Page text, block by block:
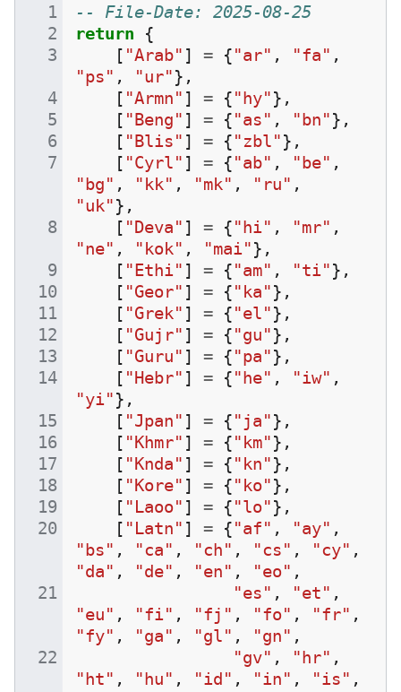
-- File-Date: 2025-08-25
return
{
[ "Arab" ] = {"ar" , "fa" ,
"ps" , "ur"},
[ "Armn" ] = {"hy"},
[ "Beng" ] = {"as" , "bn"},
[ "Blis" ] = {"zbl"},
[ "Cyrl" ] = {"ab" , "be" ,
"bg" , "kk" , "mk" , "ru" ,
"uk"},
[ "Deva" ] = {"hi" , "mr" ,
"ne" , "kok" , "mai"},
[ "Ethi" ] = {"am" , "ti"},
[ "Geor" ] = {"ka"},
[ "Grek" ] = {"el"},
[ "Gujr" ] = {"gu"},
[ "Guru" ] = {"pa"},
[ "Hebr" ] = {"he" , "iw" ,
"yi"},
[ "Jpan" ] = {"ja"},
[ "Khmr" ] = {"km"},
[ "Knda" ] = {"kn"},
[ "Kore" ] = {"ko"},
[ "Laoo" ] = {"lo"},
[ "Latn" ] = {"af" , "ay" ,
"bs" , "ca" , "ch" , "cs" , "cy" ,
"da" , "de" , "en" , "eo" ,
"es" , "et" ,
"eu" , "fi" , "fj" , "fo" , "fr" ,
"fy" , "ga" , "gl" , "gn" ,
"gv" , "hr" ,
"ht" , "hu" , "id" , "in" , "is" ,